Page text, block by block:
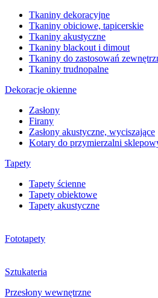
Tkaniny dekoracyjne
Tkaniny obiciowe, tapicerskie
Tkaniny akustyczne
Tkaniny blackout i dimout
Tkaniny do zastosowań
Tkaniny trudnopalne
Dekoracje okienne
Zasłony
Firany
Zasłony akustyczne, wyciszające
Kotary do przymierzalni
Tapety
Tapety ścienne
Tapety obiektowe
Tapety akustyczne
Fototapety
Sztukateria
Przesłony wewnętrzne